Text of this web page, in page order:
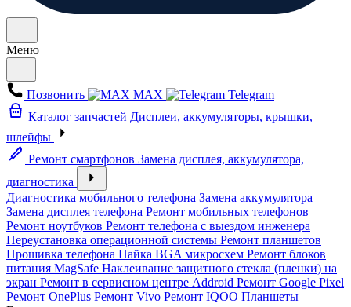
Меню
Позвонить MAX
Telegram
Каталог запчастей Дисплеи, аккумуляторы, крышки,
шлейфы
Ремонт смартфонов Замена дисплея, аккумулятора,
диагностика
Диагностика мобильного телефона Замена аккумулятора
Замена дисплея телефона Ремонт мобильных телефонов
Ремонт ноутбуков Ремонт телефона с выездом инженера
Переустановка операционной системы Ремонт планшетов
Прошивка телефона Пайка BGA микросхем Ремонт блоков
питания MagSafe Наклеивание защитного стекла (пленки) на
экран Ремонт в сервисном центре Addroid Ремонт Google Pixel
Ремонт OnePlus Ремонт Vivo Ремонт IQOO Планшеты